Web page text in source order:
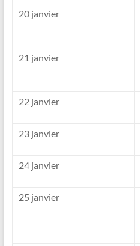
20 janvier
21 janvier
22 janvier
23 janvier
24 janvier
25 janvier